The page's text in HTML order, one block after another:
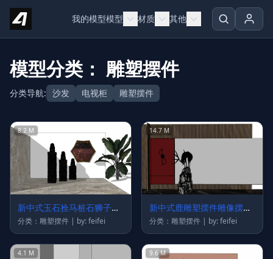
Skip to content
我的模型模型 材质 其他
模型分类： 雕塑摆件
分类导航: 沙发 电视柜 雕塑摆件
8.2 M
新中式玉石拴马桩石狮子摆
台摆件雕塑
分类：雕塑摆件 | by: feifei
14.7 M
新中式鹿雕塑摆件雕像摆件
摆台
分类：雕塑摆件 | by: feifei
4.1 M 9.6 M